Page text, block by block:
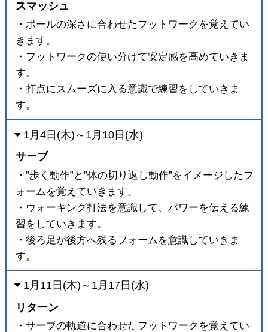
スマッシュ
・ボールの深さに合わせたフットワークを覚えてい
きます。
・フットワークの使い分けて安定感を高めていきま
す。
・打点にスムーズに入る意識で練習をしていきま
す。
1月4日(木)～1月10日(水)
サーブ
・”歩く動作”と”体の切り返し動作”をイメージしたフ
ォームを覚えていきます。
・ウォーキング打法を意識して、パワーを伝える練
習をしていきます。
・後ろ足が後方へ残るフォームを意識していきま
す。
1月11日(木)～1月17日(水)
リターン
・サーブの軌道に合わせたフットワークを覚えてい